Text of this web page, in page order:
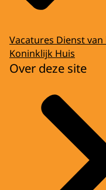
Vacatures Dienst van
Koninklijk Huis
Over deze site